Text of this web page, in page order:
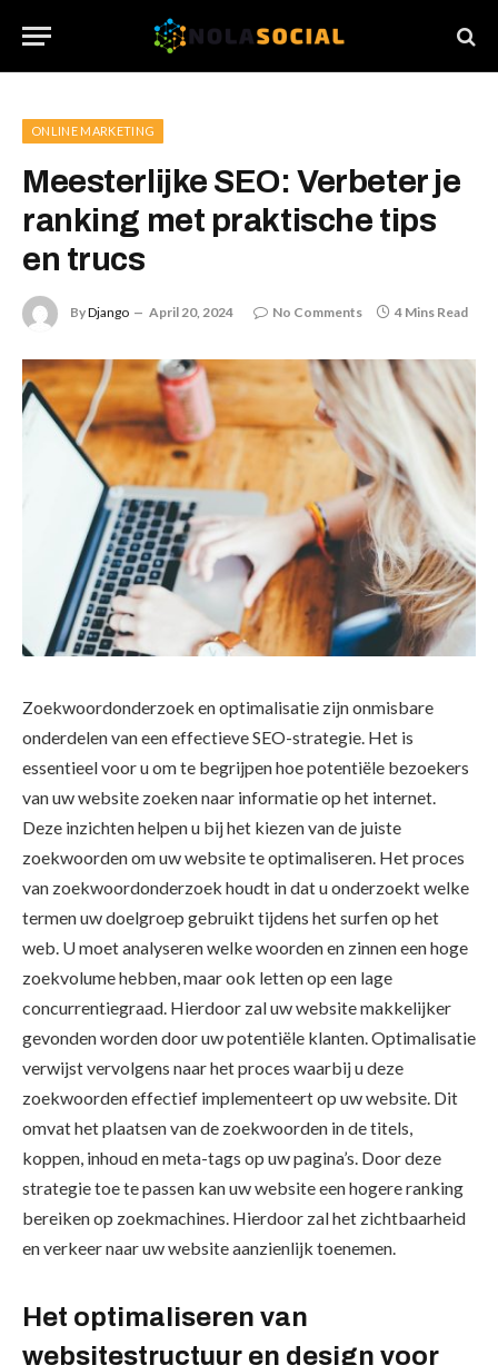
ONLINE MARKETING
Meesterlijke SEO: Verbeter je
ranking met praktische tips
en trucs
ByDjango April 20, 2024 No Comments 4 Mins Read
Zoekwoordonderzoek en optimalisatie zijn onmisbare
onderdelen van een effectieve SEO-strategie. Het is
essentieel voor u om te begrijpen hoe potentiële bezoekers
van uw website zoeken naar informatie op het internet.
Deze inzichten helpen u bij het kiezen van de juiste
zoekwoorden om uw website te optimaliseren. Het proces
van zoekwoordonderzoek houdt in dat u onderzoekt welke
termen uw doelgroep gebruikt tijdens het surfen op het
web. U moet analyseren welke woorden en zinnen een hoge
zoekvolume hebben, maar ook letten op een lage
concurrentiegraad. Hierdoor zal uw website makkelijker
gevonden worden door uw potentiële klanten. Optimalisatie
verwijst vervolgens naar het proces waarbij u deze
zoekwoorden effectief implementeert op uw website. Dit
omvat het plaatsen van de zoekwoorden in de titels,
koppen, inhoud en meta-tags op uw pagina’s. Door deze
strategie toe te passen kan uw website een hogere ranking
bereiken op zoekmachines. Hierdoor zal het zichtbaarheid
en verkeer naar uw website aanzienlijk toenemen.
Het optimaliseren van
websitestructuur en design voor